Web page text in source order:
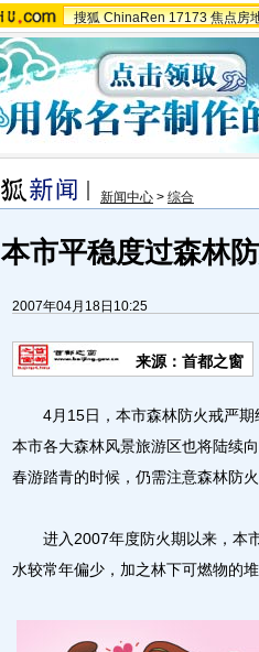
搜狐 ChinaRen 17173 焦点房
新闻中心 > 综合
本市平稳度过森林
2007年04月18日10:25
来源：首都之窗
4月15日，本市森林防火戒严期
本市各大森林风景旅游区也将陆续
春游踏青的时候，仍需注意森林防火
进入2007年度防火期以来，本市
水较常年偏少，加之林下可燃物的